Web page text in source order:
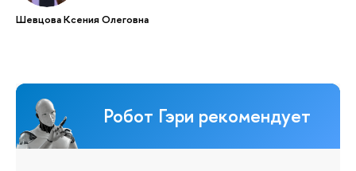
Шевцова Ксения Олеговна
Робот Гэри рекомендует